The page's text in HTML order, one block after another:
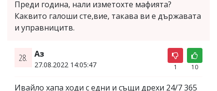
Преди година, нали изметохте мафията?
Каквито галоши сте,вие, такава ви е държавата
и управницитв.
28. Аз
27.08.2022 14:05:47 1 10
Ивайло хапа ходи с едни и същи дрехи 24/7 365